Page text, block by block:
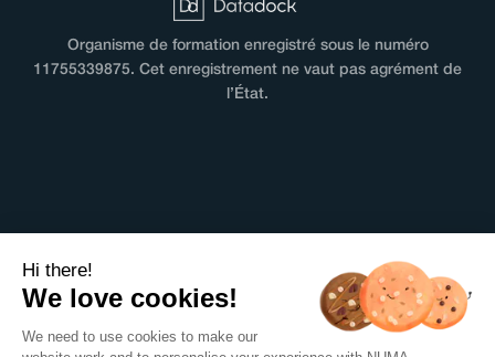
Organisme de formation enregistré sous le numéro
11755339875. Cet enregistrement ne vaut pas agrément de
l’État.
Mentions légales
Politique de confidentialité
Hi there!
We love cookies!
We need to use cookies to make our